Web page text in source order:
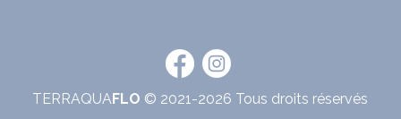
TERRAQUAFLO © 2021-2026 Tous droits réservés